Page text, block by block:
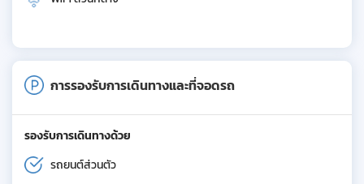
การรองรับการเดินทางและที่จอดรถ
รองรับการเดินทางด้วย
รถยนต์ส่วนตัว